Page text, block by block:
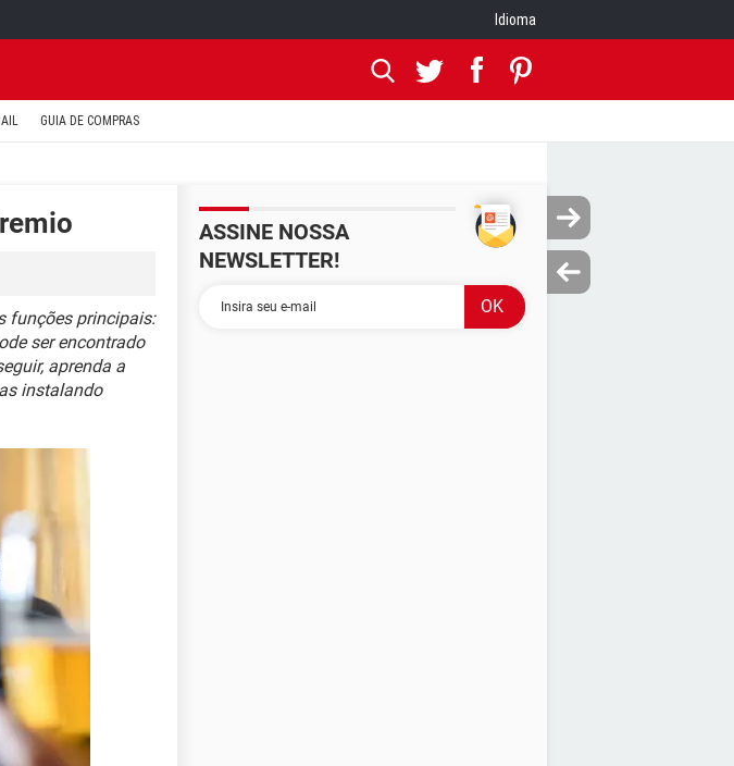
Idioma
GUIA DE COMPRAS
funções principais:
ser encontrado
aprenda a
instalando
ASSINE NOSSA
NEWSLETTER!